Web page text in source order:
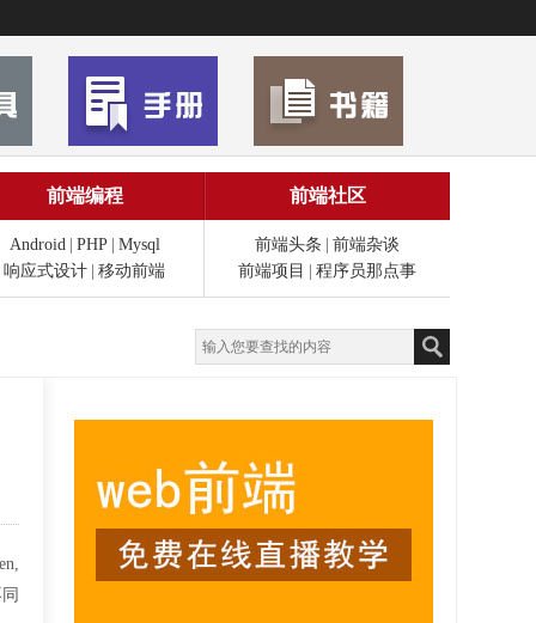
前端编程
Android PHP
Mysql
响应式设计 移动前端
前端社区
前端头条
前端杂谈
前端项目
程序员那点事